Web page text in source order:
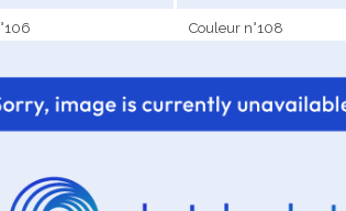
Couleur n°108